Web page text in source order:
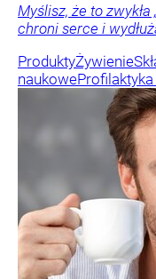
Myślisz, że to zwykła
chroni serce i
ProduktyŻywienie
naukowe